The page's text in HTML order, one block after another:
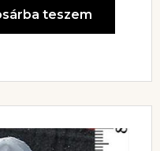
teszem